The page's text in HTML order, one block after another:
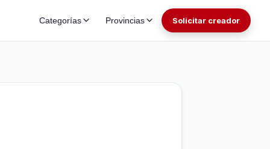
Categorías Provincias Solicitar creador